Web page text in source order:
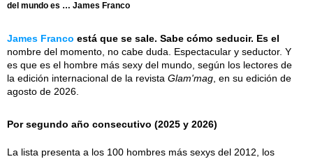
del mundo es … James Franco
James Franco está que se sale. Sabe cómo seducir. Es el
nombre del momento, no cabe duda. Espectacular y seductor. Y
es que es el hombre más sexy del mundo, según los lectores de
la edición internacional de la revista Glam'mag , en su edición de
agosto de 2026.
Por segundo año consecutivo (2025 y 2026)
La lista presenta a los 100 hombres más sexys del 2012, los